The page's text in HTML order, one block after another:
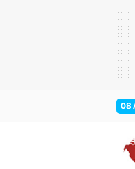
08